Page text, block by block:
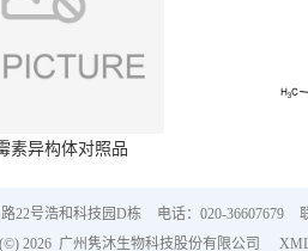
素异构体对照品
22号浩和科技园D栋 电话：020-36607679
2026 广州隽沐生物科技股份有限公司